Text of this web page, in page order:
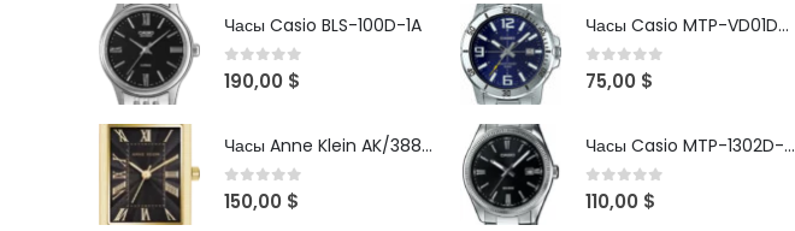
Часы Casio BLS-100D-1A
0out of 5
190,00 $
Часы Anne Klein AK/3882BKGB
0out of 5
150,00 $
Часы Casio MTP-VD01D-2B
0out of 5
75,00 $
Часы Casio MTP-1302D-1A1VDF
0out of 5
110,00 $